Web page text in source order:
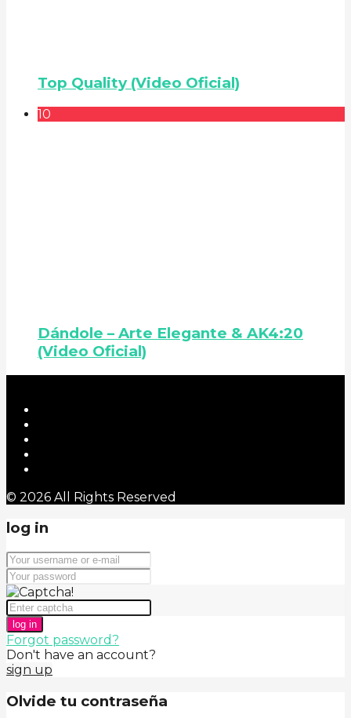
Top Quality (Video Oficial)
10
Dándole – Arte Elegante & AK4:20
(Video Oficial)
© 2026 All Rights Reserved
log in
log in
Forgot password?
Don't have an account?
sign up
Olvide tu contraseña